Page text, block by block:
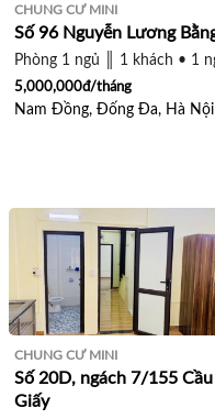
CHUNG CƯ MINI
Số 96 Nguyễn Lương
Phòng 1 ngủ ║ 1 khách • 1
5,000,000đ/tháng
Nam Đồng, Đống Đa, Hà Nội
CHUNG CƯ MINI
Số 20D, ngách 7/155 Cầu
Giấy